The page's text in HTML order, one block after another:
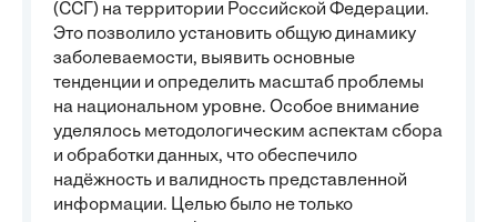
(ССГ) на территории Российской Федерации.
Это позволило установить общую динамику
заболеваемости, выявить основные
тенденции и определить масштаб проблемы
на национальном уровне. Особое внимание
уделялось методологическим аспектам сбора
и обработки данных, что обеспечило
надёжность и валидность представленной
информации. Целью было не только